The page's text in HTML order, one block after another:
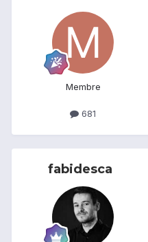
Membre
681
fabidesca